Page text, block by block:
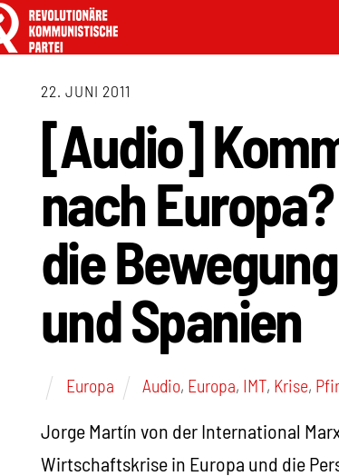
22. JUNI 2011
[Audio]
nach
die
und Spanien
Europa Audio, Europa, IMT, Krise,
Jorge Martín von der International
Wirtschaftskrise in Europa und die